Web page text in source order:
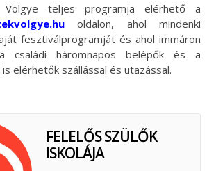
Völgye teljes programja elérhető a
oldalon, ahol mindenki
fesztiválprogramját és ahol immáron
családi háromnapos belépők és a
elérhetők szállással és utazással.
FELELŐS SZÜLŐK
ISKOLÁJA